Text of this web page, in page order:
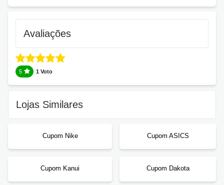
Avaliações
5 1 Voto
Lojas Similares
Cupom Nike Cupom ASICS
Cupom Kanui Cupom Dakota